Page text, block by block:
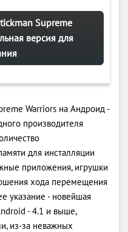
Supreme
версия для
Warriors на Андроид -
производителя
для инсталляции
приложения, игрушки
хода перемещения
указание - новейшая
- 4.1 и выше,
из-за неважных